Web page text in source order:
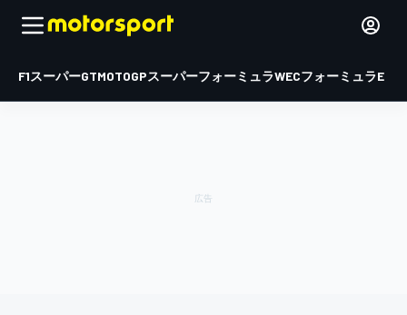
F1スーパーGTMOTOGPスーパーフォーミュラWECフォーミュラE